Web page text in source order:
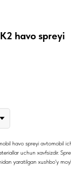
havo spreyi
havo spreyi avtomobil
uchun xavfsizdir.
yaratilgan xushbo'y